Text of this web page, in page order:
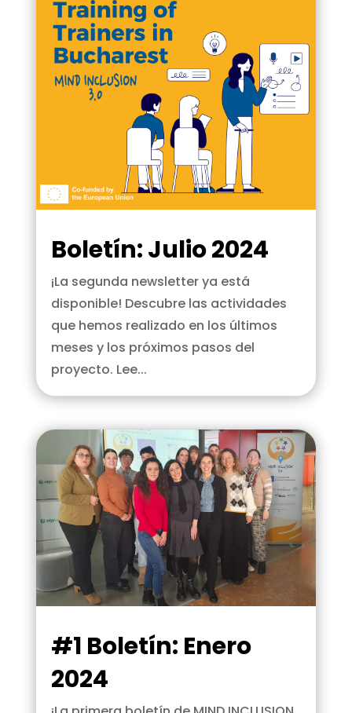
Boletín: Julio 2024
¡La segunda newsletter ya está
disponible! Descubre las actividades
que hemos realizado en los últimos
meses y los próximos pasos del
proyecto. Lee...
#1 Boletín: Enero
2024